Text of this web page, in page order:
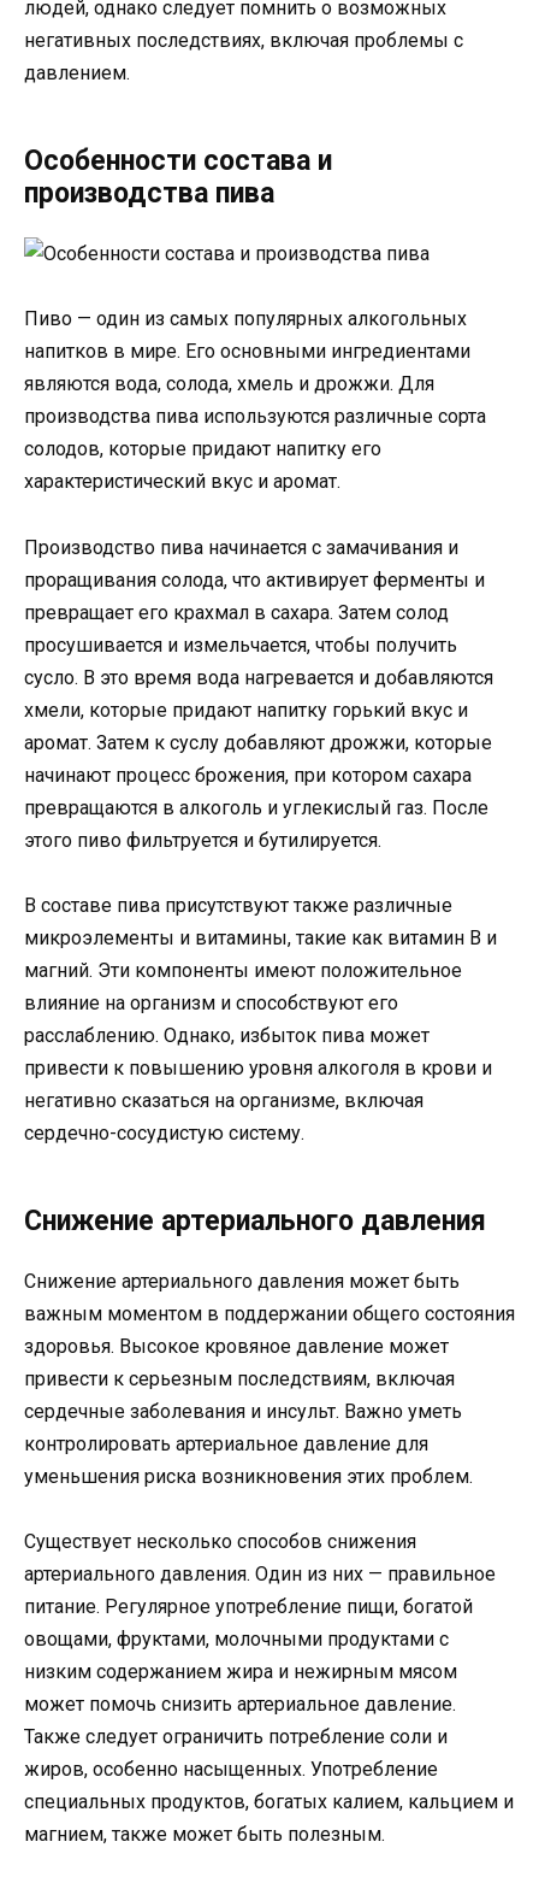
людей, однако следует помнить о возможных
негативных последствиях, включая проблемы с
давлением.
Особенности состава и
производства пива
Пиво — один из самых популярных алкогольных
напитков в мире. Его основными ингредиентами
являются вода, солода, хмель и дрожжи. Для
производства пива используются различные сорта
солодов, которые придают напитку его
характеристический вкус и аромат.
Производство пива начинается с замачивания и
проращивания солода, что активирует ферменты и
превращает его крахмал в сахара. Затем солод
просушивается и измельчается, чтобы получить
сусло. В это время вода нагревается и добавляются
хмели, которые придают напитку горький вкус и
аромат. Затем к суслу добавляют дрожжи, которые
начинают процесс брожения, при котором сахара
превращаются в алкоголь и углекислый газ. После
этого пиво фильтруется и бутилируется.
В составе пива присутствуют также различные
микроэлементы и витамины, такие как витамин В и
магний. Эти компоненты имеют положительное
влияние на организм и способствуют его
расслаблению. Однако, избыток пива может
привести к повышению уровня алкоголя в крови и
негативно сказаться на организме, включая
сердечно-сосудистую систему.
Снижение артериального давления
Снижение артериального давления может быть
важным моментом в поддержании общего состояния
здоровья. Высокое кровяное давление может
привести к серьезным последствиям, включая
сердечные заболевания и инсульт. Важно уметь
контролировать артериальное давление для
уменьшения риска возникновения этих проблем.
Существует несколько способов снижения
артериального давления. Один из них — правильное
питание. Регулярное употребление пищи, богатой
овощами, фруктами, молочными продуктами с
низким содержанием жира и нежирным мясом
может помочь снизить артериальное давление.
Также следует ограничить потребление соли и
жиров, особенно насыщенных. Употребление
специальных продуктов, богатых калием, кальцием и
магнием, также может быть полезным.